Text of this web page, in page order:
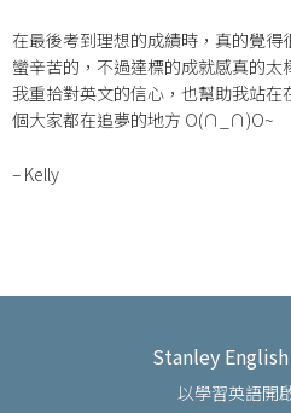
在最後考到理想的成績時，真的覺
蠻辛苦的，不過達標的成就感真的
我重拾對英文的信心，也幫助我站
個大家都在追夢的地方 O(∩_∩)O~
– Kelly
Stanley
以學習英語開